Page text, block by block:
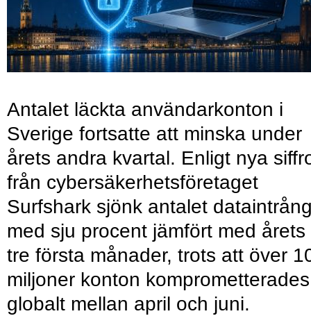
Antalet läckta användarkonton i
Sverige fortsatte att minska under
årets andra kvartal. Enligt nya
från cybersäkerhetsföretaget
Surfshark sjönk antalet
med sju procent jämfört med årets
tre första månader, trots att över
miljoner konton komprometterades
globalt mellan april och juni.